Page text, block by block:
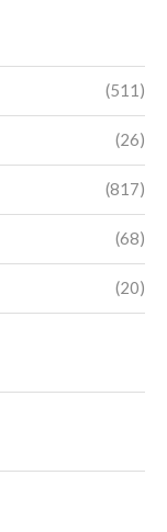
(511)
(26)
(817)
(68)
(20)